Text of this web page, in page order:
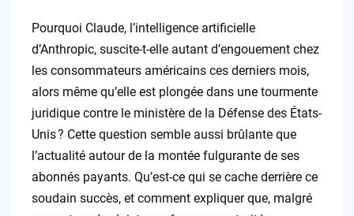
Pourquoi Claude, l’intelligence artificielle
d’Anthropic, suscite-t-elle autant d’engouement chez
les consommateurs américains ces derniers mois,
alors même qu’elle est plongée dans une tourmente
juridique contre le ministère de la Défense des États-
Unis ? Cette question semble aussi brûlante que
l’actualité autour de la montée fulgurante de ses
abonnés payants. Qu’est-ce qui se cache derrière ce
soudain succès, et comment expliquer que, malgré